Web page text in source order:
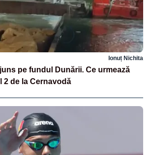
Ionuț Nichita
pe fundul Dunării. Ce urmează
2 de la Cernavodă